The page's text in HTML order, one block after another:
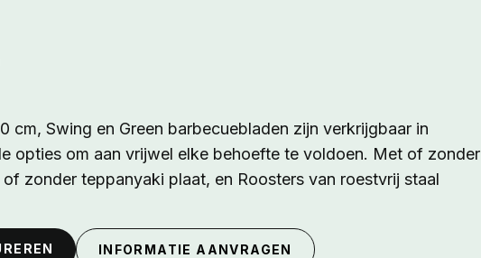
cm, Swing en Green barbecuebladen zijn verkrijgbaar in
opties om aan vrijwel elke behoefte te voldoen. Met of zonder
zonder teppanyaki plaat, en Roosters van roestvrij staal
INFORMATIE AANVRAGEN